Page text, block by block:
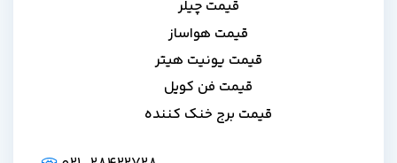
قیمت چیلر
قیمت هواساز
قیمت یونیت هیتر
قیمت فن کویل
قیمت برج خنک کننده